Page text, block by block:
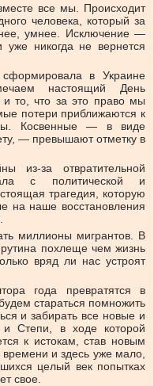
все мы. Происходит
человека, который за
умнее. Исключение —
никогда не вернется
в Украине
настоящий День
и то, что за это право мы
потери приближаются к
Косвенные — в виде
— превышают отметку в
из-за отвратительной
с политической и
трагедия, которую
на наше восстановления
миллионы мигрантов. В
похлеще чем жизнь
вряд ли нас устроят
года превратятся в
стараться помножить
и забирать все новые и
Степи, в ходе которой
к истокам, став новым
и здесь уже мало,
целый век попытках
свое.